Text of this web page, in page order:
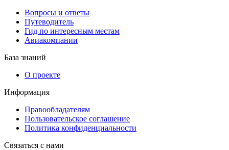
Вопросы и ответы
Путеводитель
Гид по интересным местам
Авиакомпании
База знаний
О проекте
Информация
Правообладателям
Пользовательское соглашение
Политика конфиденциальности
Связаться с нами